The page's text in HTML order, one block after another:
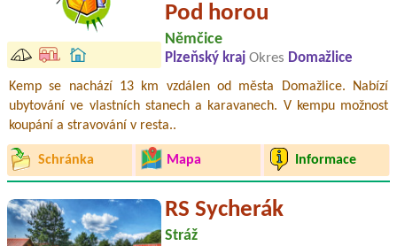
Pod horou
Němčice
Plzeňský kraj Okres Domažlice
Kemp se nachází 13 km vzdálen od města Domažlice. Nabízí
ubytování ve vlastních stanech a karavanech. V kempu možnost
koupání a stravování v resta..
Schránka Mapa Informace
RS Sycherák
Stráž